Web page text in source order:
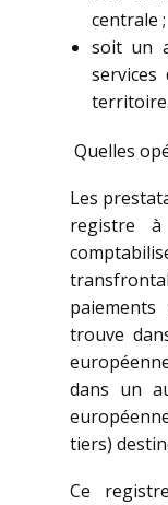
centrale ;
soit un
territoire.
Quelles
Les
registre
trouve
dans un
tiers)
Ce